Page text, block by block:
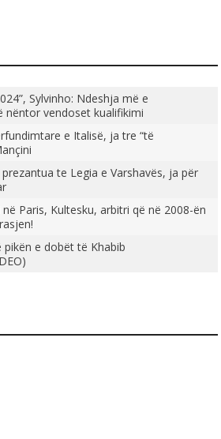
Sylvinho: Ndeshja më e
nëntor vendoset kualifikimi
e Italisë, ja tre “të
te Legia e Varshavës, ja për
në Paris, Kultesku, arbitri që në 2008-ën
pikën e dobët të Khabib